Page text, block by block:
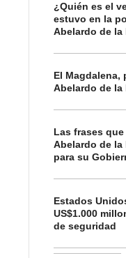
¿Quién es el
estuvo en la
Abelardo de la
El Magdalena,
Abelardo de la
Las frases
Abelardo de
para su
Estados
US$1.000
de seguridad